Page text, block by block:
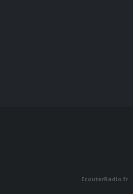
EcouterRadio.fr-